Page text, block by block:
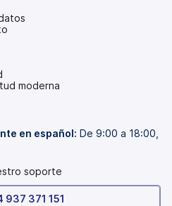
moderna
en español: De 9:00 a 18:00,
soporte
937 371 151